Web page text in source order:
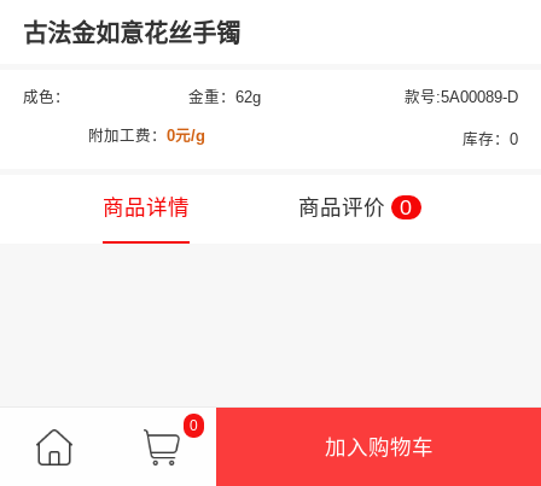
古法金如意花丝手镯
成色： 金重：62g 款号:5A00089-D
附加工费： 0元/g 库存：0
商品详情 商品评价 0
加入购物车
0